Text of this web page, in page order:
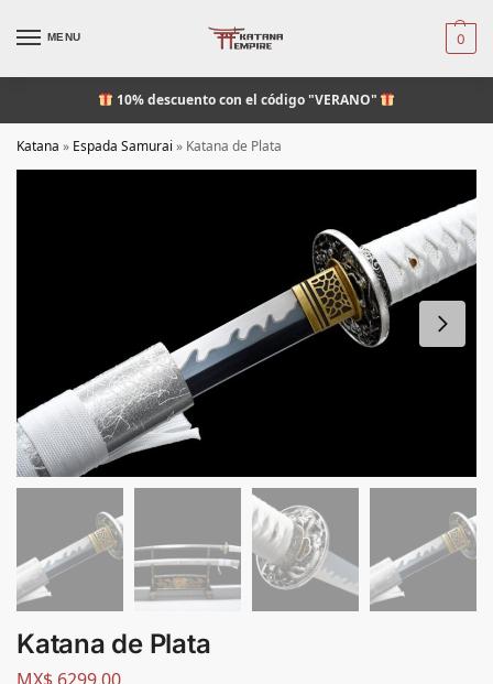
MENU 0
10% descuentocon el código "VERANO"
Katana » Espada Samurai » Katana de Plata
Katana de Plata